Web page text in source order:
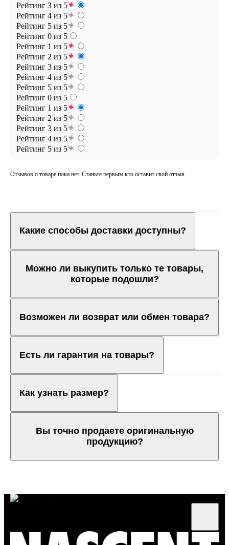
Рейтинг 3 из 5
Рейтинг 4 из 5
Рейтинг 5 из 5
Рейтинг 0 из 5
Рейтинг 1 из 5
Рейтинг 2 из 5
Рейтинг 3 из 5
Рейтинг 4 из 5
Рейтинг 5 из 5
Рейтинг 0 из 5
Рейтинг 1 из 5
Рейтинг 2 из 5
Рейтинг 3 из 5
Рейтинг 4 из 5
Рейтинг 5 из 5
Отзывов о товаре пока нет. Станьте первым кто оставит свой отзыв
Какие способы доставки доступны?
Можно ли выкупить только те товары,
которые подошли?
Возможен ли возврат или обмен товара?
Есть ли гарантия на товары?
Как узнать размер?
Вы точно продаете оригинальную
продукцию?